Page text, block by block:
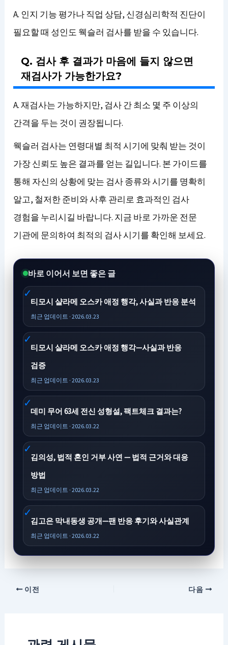
A. 인지 기능 평가나 직업 상담, 신경심리학적 진단이
필요할 때 성인도 웩슬러 검사를 받을 수 있습니다.
Q. 검사 후 결과가 마음에 들지 않으면
재검사가 가능한가요?
A. 재검사는 가능하지만, 검사 간 최소 몇 주 이상의
간격을 두는 것이 권장됩니다.
웩슬러 검사는 연령대별 최적 시기에 맞춰 받는 것이
가장 신뢰도 높은 결과를 얻는 길입니다. 본 가이드를
통해 자신의 상황에 맞는 검사 종류와 시기를 명확히
알고, 철저한 준비와 사후 관리로 효과적인 검사
경험을 누리시길 바랍니다. 지금 바로 가까운 전문
기관에 문의하여 최적의 검사 시기를 확인해 보세요.
바로 이어서 보면 좋은 글
티모시 샬라메 오스카 애정 행각, 사실과 반응 분석
최근 업데이트 · 2026.03.23
티모시 샬라메 오스카 애정 행각—사실과 반응
검증
최근 업데이트 · 2026.03.23
데미 무어 63세 전신 성형설, 팩트체크 결과는?
최근 업데이트 · 2026.03.22
김의성, 법적 혼인 거부 사연 — 법적 근거와 대응
방법
최근 업데이트 · 2026.03.22
김고은 막내동생 공개—팬 반응 후기와 사실관계
최근 업데이트 · 2026.03.22
이전 다음